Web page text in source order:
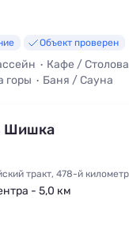
Объект проверен
Кафе /
горы Баня / Сауна
Шишка
тракт, 478-й километр
- 5,0 км